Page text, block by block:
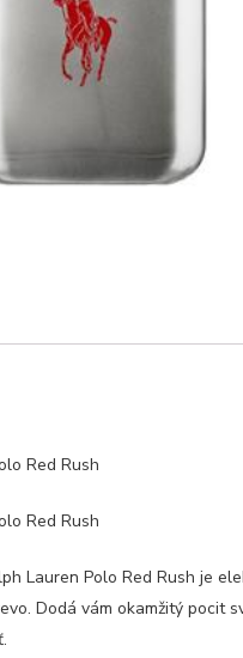
Red Rush
Red Rush
Lauren Polo Red Rush je
Dodá vám okamžitý pocit